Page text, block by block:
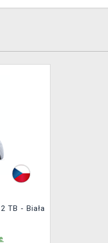
TB - Biała